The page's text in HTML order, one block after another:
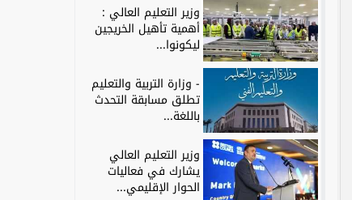
وزير التعليم العالي :
أهمية تأهيل الخريجين
ليكونوا...
- وزارة التربية والتعليم
تطلق مسابقة التحدث
باللغة...
وزير التعليم العالي
يشارك في فعاليات
الحوار الإقليمي...